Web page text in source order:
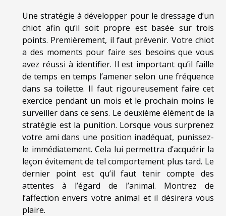
Une stratégie à développer pour le dressage d’un
chiot afin qu’il soit propre est basée sur trois
points. Premièrement, il faut prévenir. Votre chiot
a des moments pour faire ses besoins que vous
avez réussi à identifier. Il est important qu’il faille
de temps en temps l’amener selon une fréquence
dans sa toilette. Il faut rigoureusement faire cet
exercice pendant un mois et le prochain moins le
surveiller dans ce sens. Le deuxième élément de la
stratégie est la punition. Lorsque vous surprenez
votre ami dans une position inadéquat, punissez-
le immédiatement. Cela lui permettra d’acquérir la
leçon évitement de tel comportement plus tard. Le
dernier point est qu’il faut tenir compte des
attentes à l’égard de l’animal. Montrez de
l’affection envers votre animal et il désirera vous
plaire.